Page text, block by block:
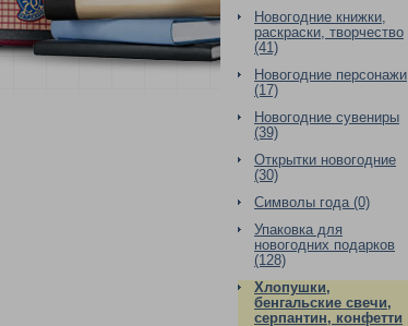
Новогодние книжки,
раскраски, творчество
(41)
Новогодние персонажи
(17)
Новогодние сувениры
(39)
Открытки новогодние
(30)
Символы года (0)
Упаковка для
новогодних подарков
(128)
Хлопушки,
бенгальские свечи,
серпантин, конфетти